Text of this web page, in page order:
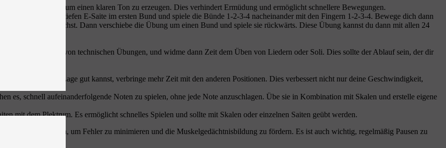
nötig zu greifen, um einen klaren Ton zu erzeugen. Dies verhindert Ermüdung und ermöglicht schnellere Bewegungen.
Beginne auf der tiefen E-Saite im ersten Bund und spiele die Bünde 1-2-3-4 nacheinander mit den Fingern 1-2-3-4. Bewege dich dann
hohe E-Saite erreichst. Dann verschiebe die Übung um einen Bund und spiele sie rückwärts. Diese Übung kannst du dann mit allen 24
gefolgt von technischen Übungen, und widme dann Zeit dem Üben von Liedern oder Soli. Dies sollte der Ablauf sein, der dir
Du die erste Lage gut kannst, verbringe mehr Zeit mit den anderen Positionen. Dies verbessert nicht nur deine Geschwindigkeit,
es, schnell aufeinanderfolgende Noten zu spielen, ohne jede Note anzuschlagen. Übe sie in Kombination mit Skalen und erstelle eigene
mit dem Plektrum. Es ermöglicht schnelles Spielen und sollte mit Skalen oder einzelnen Saiten geübt werden.
zu erhöhen, um Fehler zu minimieren und die Muskelgedächtnisbildung zu fördern. Es ist auch wichtig, regelmäßig Pausen zu